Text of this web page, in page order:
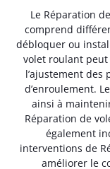
Le Réparation
comprend
débloquer ou
volet roulant
l’ajustement des
d’enroulement.
ainsi à
Réparation de
également
interventions de
améliorer le